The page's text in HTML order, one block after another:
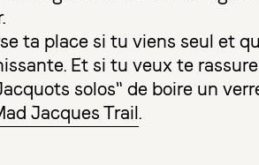
ta place si tu viens seul et
Et si tu veux te
solos" de boire un
Jacques Trail.